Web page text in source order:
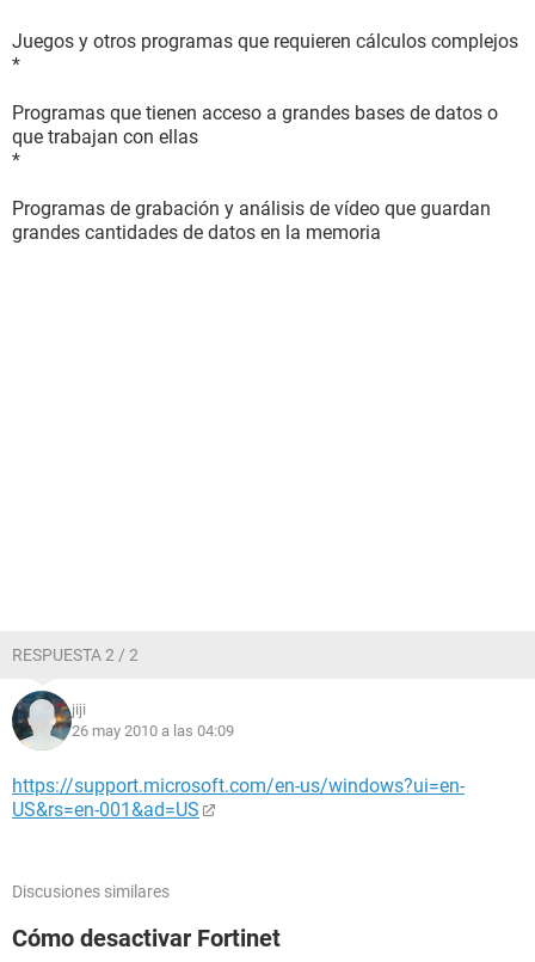
Juegos y otros programas que requieren cálculos complejos
*
Programas que tienen acceso a grandes bases de datos o
que trabajan con ellas
*
Programas de grabación y análisis de vídeo que guardan
grandes cantidades de datos en la memoria
RESPUESTA 2 / 2
jiji
26 may 2010 a las 04:09
https://support.microsoft.com/en-us/windows?ui=en-
US&rs=en-001&ad=US
Discusiones similares
Cómo desactivar Fortinet